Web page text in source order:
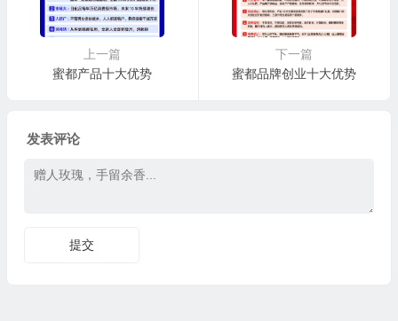
上一篇
蜜都产品十大优势
下一篇
蜜都品牌创业十大优势
发表评论